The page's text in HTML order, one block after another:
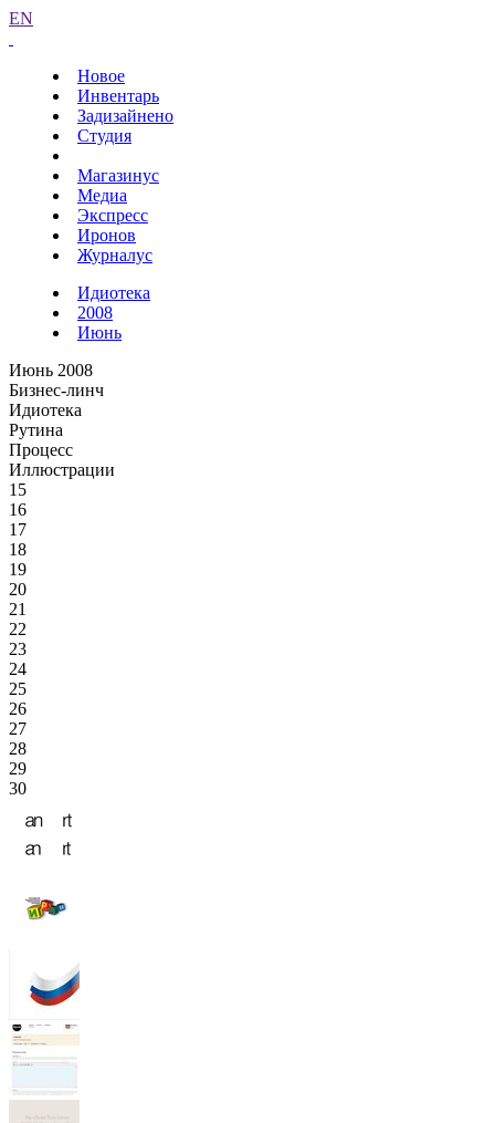
EN
Новое
Инвентарь
Задизайнено
Студия
Магазинус
Медиа
Экспресс
Иронов
Журналус
Идиотека
2008
Июнь
Июнь 2008
Бизнес-линч
Идиотека
Рутина
Процесс
Иллюстрации
15
16
17
18
19
20
21
22
23
24
25
26
27
28
29
30